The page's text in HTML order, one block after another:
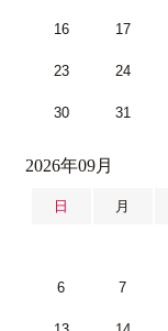
16 17
23 24
30 31
2026年09月
日 月
6 7